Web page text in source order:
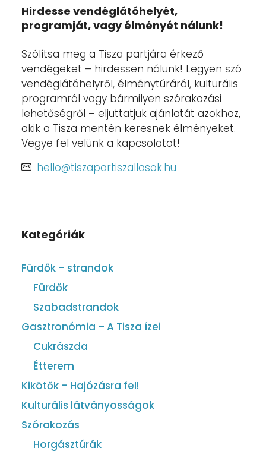
Hirdesse vendéglátóhelyét,
programját, vagy élményét nálunk!
Szólítsa meg a Tisza partjára érkező
vendégeket – hirdessen nálunk! Legyen szó
vendéglátóhelyről, élménytúráról, kulturális
programról vagy bármilyen szórakozási
lehetőségről – eljuttatjuk ajánlatát azokhoz,
akik a Tisza mentén keresnek élményeket.
Vegye fel velünk a kapcsolatot!
hello@tiszapartiszallasok.hu
Kategóriák
Fürdők – strandok
Fürdők
Szabadstrandok
Gasztronómia – A Tisza ízei
Cukrászda
Étterem
Kikötők – Hajózásra fel!
Kulturális látványosságok
Szórakozás
Horgásztúrák